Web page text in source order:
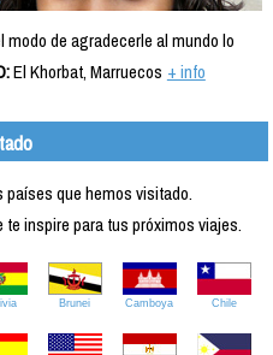
de agradecerle al mundo lo
El Khorbat, Marruecos + info
que hemos visitado.
inspire para tus próximos viajes.
Brunei Camboya Chile